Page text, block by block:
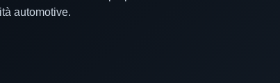
automotive.